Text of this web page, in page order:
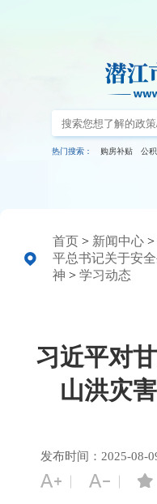
热门搜索： 购房补贴 公
首页 > 新闻中心 >
平总书记关于安
神 > 学习动态
习近平对
山洪灾
发布时间：2025-08-